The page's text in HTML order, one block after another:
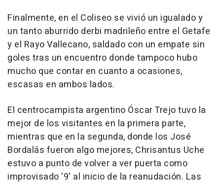
Finalmente, en el Coliseo se vivió un igualado y
un tanto aburrido derbi madrileño entre el Getafe
y el Rayo Vallecano, saldado con un empate sin
goles tras un encuentro donde tampoco hubo
mucho que contar en cuanto a ocasiones,
escasas en ambos lados.
El centrocampista argentino Óscar Trejo tuvo la
mejor de los visitantes en la primera parte,
mientras que en la segunda, donde los José
Bordalás fueron algo mejores, Chrisantus Uche
estuvo a punto de volver a ver puerta como
improvisado '9' al inicio de la reanudación. Las